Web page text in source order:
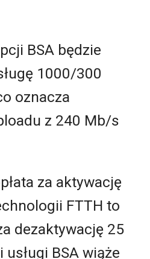
BSA będzie
1000/300
oznacza
z 240 Mb/s
za aktywację
FTTH to
dezaktywację 25
usługi BSA wiąże